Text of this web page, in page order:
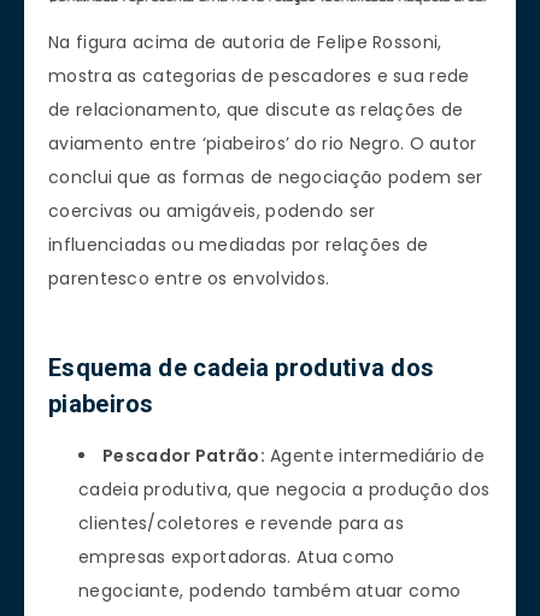
Na figura acima de autoria de Felipe Rossoni,
mostra as categorias de pescadores e sua rede
de relacionamento, que discute as relações de
aviamento entre ‘piabeiros’ do rio Negro. O autor
conclui que as formas de negociação podem ser
coercivas ou amigáveis, podendo ser
influenciadas ou mediadas por relações de
parentesco entre os envolvidos.
Esquema de cadeia produtiva dos
piabeiros
Pescador Patrão: Agente intermediário de
cadeia produtiva, que negocia a produção dos
clientes/coletores e revende para as
empresas exportadoras. Atua como
negociante, podendo também atuar como